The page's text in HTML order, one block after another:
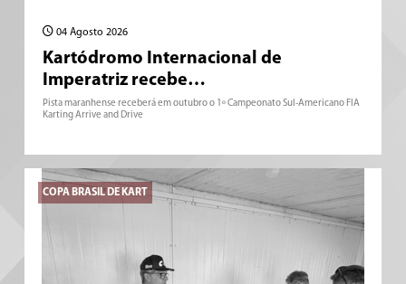
04 Agosto 2026
Kartódromo Internacional de
Imperatriz recebe…
Pista maranhense receberá em outubro o 1º Campeonato Sul-Americano FIA
Karting Arrive and Drive
COPA BRASIL DE KART